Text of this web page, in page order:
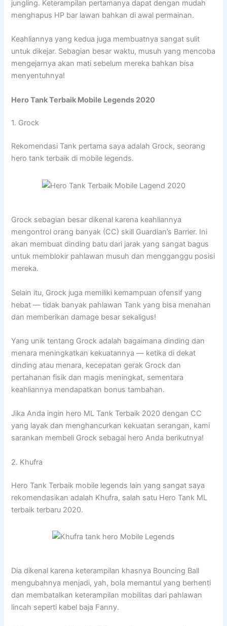
jungling. Keterampilan pertamanya dapat dengan mudah
menghapus HP bar lawan bahkan di awal permainan.
Keahliannya yang kedua juga membuatnya sangat sulit
untuk dikejar. Sebagian besar waktu, musuh yang mencoba
mengejarnya akan mati sebelum mereka bahkan bisa
menyentuhnya!
Hero Tank Terbaik Mobile Legends 2020
1. Grock
Rekomendasi Tank pertama saya adalah Grock, seorang
hero tank terbaik di mobile legends.
Grock sebagian besar dikenal karena keahliannya
mengontrol orang banyak (CC) skill Guardian’s Barrier. Ini
akan membuat dinding batu dari jarak yang sangat bagus
untuk memblokir pahlawan musuh dan mengganggu posisi
mereka.
Selain itu, Grock juga memiliki kemampuan ofensif yang
hebat — tidak banyak pahlawan Tank yang bisa menahan
dan memberikan damage besar sekaligus!
Yang unik tentang Grock adalah bagaimana dinding dan
menara meningkatkan kekuatannya — ketika di dekat
dinding atau menara, kecepatan gerak Grock dan
pertahanan fisik dan magis meningkat, sementara
keahliannya mendapatkan bonus tambahan.
Jika Anda ingin hero ML Tank Terbaik 2020 dengan CC
yang layak dan menghancurkan kekuatan serangan, kami
sarankan membeli Grock sebagai hero Anda berikutnya!
2. Khufra
Hero Tank Terbaik mobile legends lain yang sangat saya
rekomendasikan adalah Khufra, salah satu Hero Tank ML
terbaik terbaru 2020.
Dia dikenal karena keterampilan khasnya Bouncing Ball
mengubahnya menjadi, yah, bola memantul yang berhenti
dan membatalkan keterampilan mobilitas dari pahlawan
lincah seperti kabel baja Fanny.